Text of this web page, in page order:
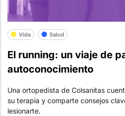
Vida Salud
El running: un viaje de
autoconocimiento
Una ortopedista de Colsanitas
su terapia y comparte consejos
lesionarte.